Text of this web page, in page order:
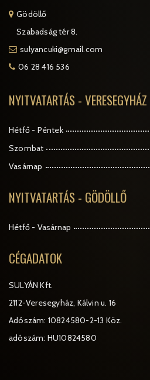
Gödöllő
Szabadság tér 8.
sulyancuki@gmail.com
06 28 416 536
NYITVATARTÁS - VERESEGYHÁZ
Hétfő - Péntek
Szombat
Vasárnap
NYITVATARTÁS - GÖDÖLLŐ
Hétfő - Vasárnap
CÉGADATOK
SULYÁN Kft.
2112-Veresegyház, Kálvin u. 16
Adószám: 10824580-2-13 Köz.
adószám: HU10824580